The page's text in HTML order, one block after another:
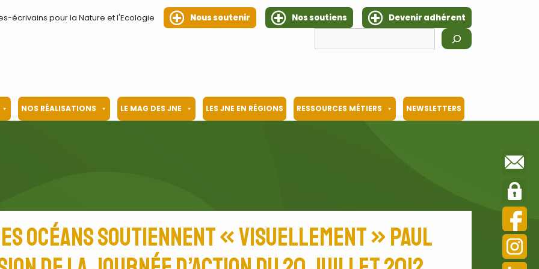
écrivains pour la Nature et l'Ecologie Nous soutenir Nos soutiens
Devenir adhérent
NOS RÉALISATIONS LE MAG DES JNE LES JNE EN RÉGIONS RESSOURCES MÉTIERS NEWSLETTERS
océans soutiennent « visuellement » Paul